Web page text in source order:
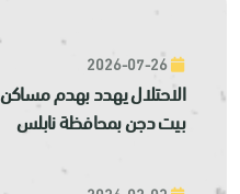
الاحتلال يهدد بهدم
بيت دجن بمحافظة نابلس